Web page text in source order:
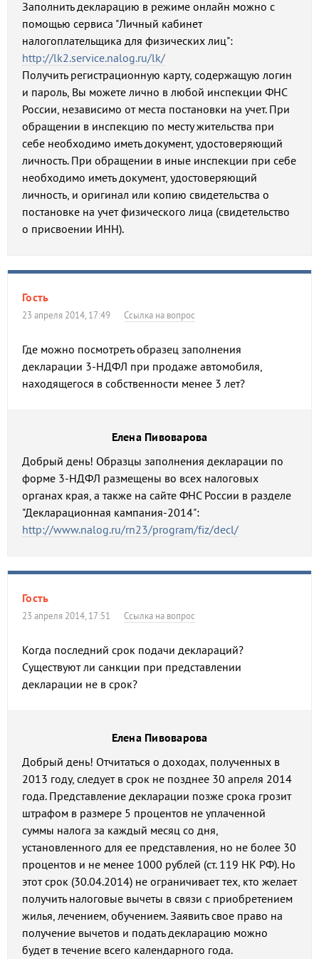
Заполнить декларацию в режиме онлайн можно с
помощью сервиса "Личный кабинет
налогоплательщика для физических лиц":
http://lk2.service.nalog.ru/lk/
Получить регистрационную карту, содержащую логин
и пароль, Вы можете лично в любой инспекции ФНС
России, независимо от места постановки на учет. При
обращении в инспекцию по месту жительства при
себе необходимо иметь документ, удостоверяющий
личность. При обращении в иные инспекции при себе
необходимо иметь документ, удостоверяющий
личность, и оригинал или копию свидетельства о
постановке на учет физического лица (свидетельство
о присвоении ИНН).
Гость
23 апреля 2014, 17:49 Ссылка на вопрос
Где можно посмотреть образец заполнения
декларации 3-НДФЛ при продаже автомобиля,
находящегося в собственности менее 3 лет?
Елена Пивоварова
Добрый день! Образцы заполнения декларации по
форме 3-НДФЛ размещены во всех налоговых
органах края, а также на сайте ФНС России в разделе
"Декларационная кампания-2014":
http://www.nalog.ru/rn23/program/fiz/decl/
Гость
23 апреля 2014, 17:51 Ссылка на вопрос
Когда последний срок подачи деклараций?
Существуют ли санкции при представлении
декларации не в срок?
Елена Пивоварова
Добрый день! Отчитаться о доходах, полученных в
2013 году, следует в срок не позднее 30 апреля 2014
года. Представление декларации позже срока грозит
штрафом в размере 5 процентов не уплаченной
суммы налога за каждый месяц со дня,
установленного для ее представления, но не более 30
процентов и не менее 1000 рублей (ст. 119 НК РФ). Но
этот срок (30.04.2014) не ограничивает тех, кто желает
получить налоговые вычеты в связи с приобретением
жилья, лечением, обучением. Заявить свое право на
получение вычетов и подать декларацию можно
будет в течение всего календарного года.